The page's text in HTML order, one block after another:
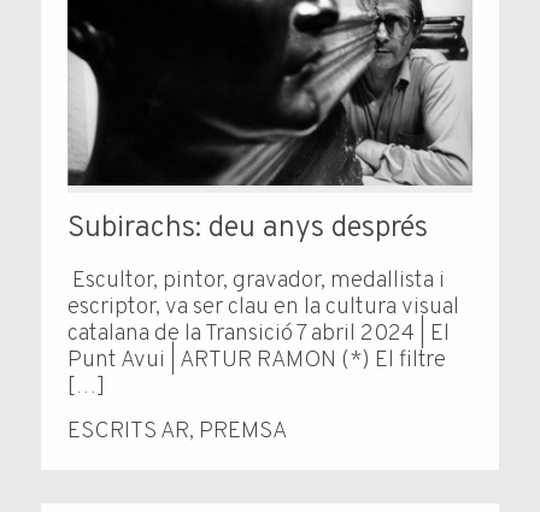
ESCRITS AR, PREMSA
Subirachs: deu anys després
Escultor, pintor, gravador, medallista i
escriptor, va ser clau en la cultura visual
catalana de la Transició 7 abril 2024 | El
Punt Avui | ARTUR RAMON (*) El fil­tre
[…]